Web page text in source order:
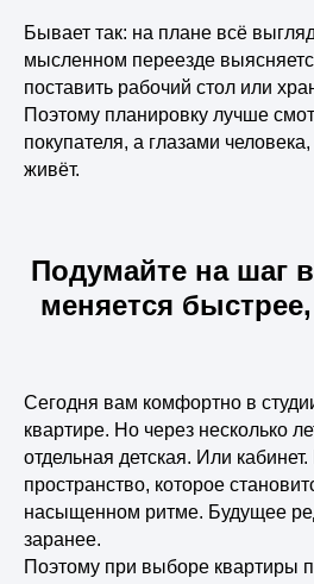
Бывает так: на плане всё
мысленном переезде
поставить рабочий стол или
Поэтому планировку лучше
покупателя, а глазами
живёт.
Подумайте на шаг
меняется
Сегодня вам комфортно в
квартире. Но через несколько
отдельная детская. Или
пространство, которое
насыщенном ритме. Будущее
заранее.
Поэтому при выборе квартиры